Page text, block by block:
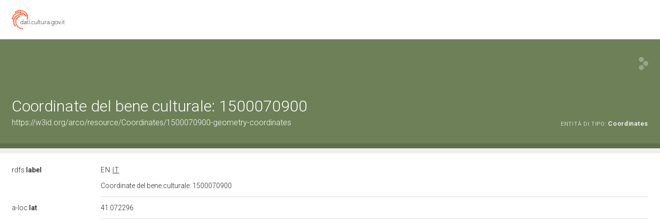
Coordinate del bene culturale: 1500070900
https://w3id.org/arco/resource/Coordinates/1500070900-geometry-coordinates ENTITÀ DI TIPO: Coordinates
rdfs: label EN
IT
Coordinate del bene culturale: 1500070900
a-loc: lat 41.072296